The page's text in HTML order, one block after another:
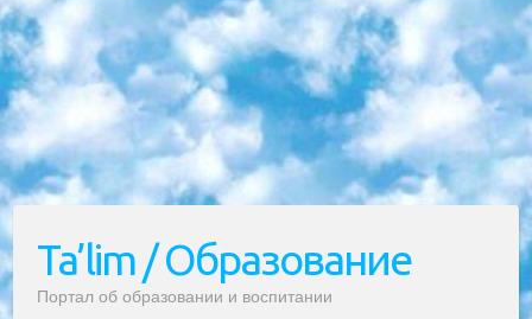
Ta’lim / Образование
Портал об образовании и воспитании